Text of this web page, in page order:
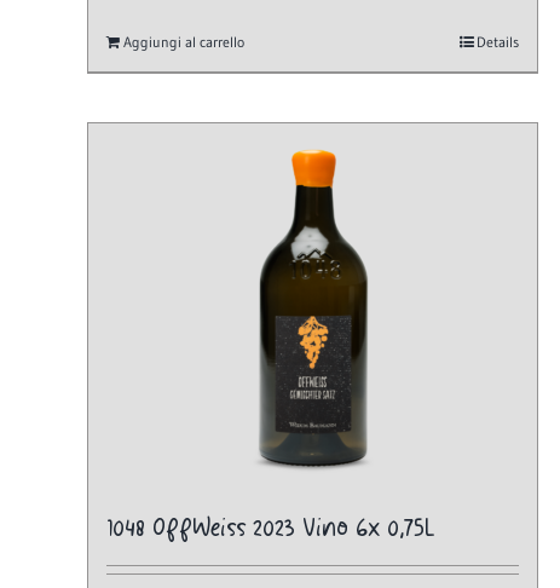
Aggiungi al carrello Details
1048 OffWeiss 2023 Vino 6x 0,75L